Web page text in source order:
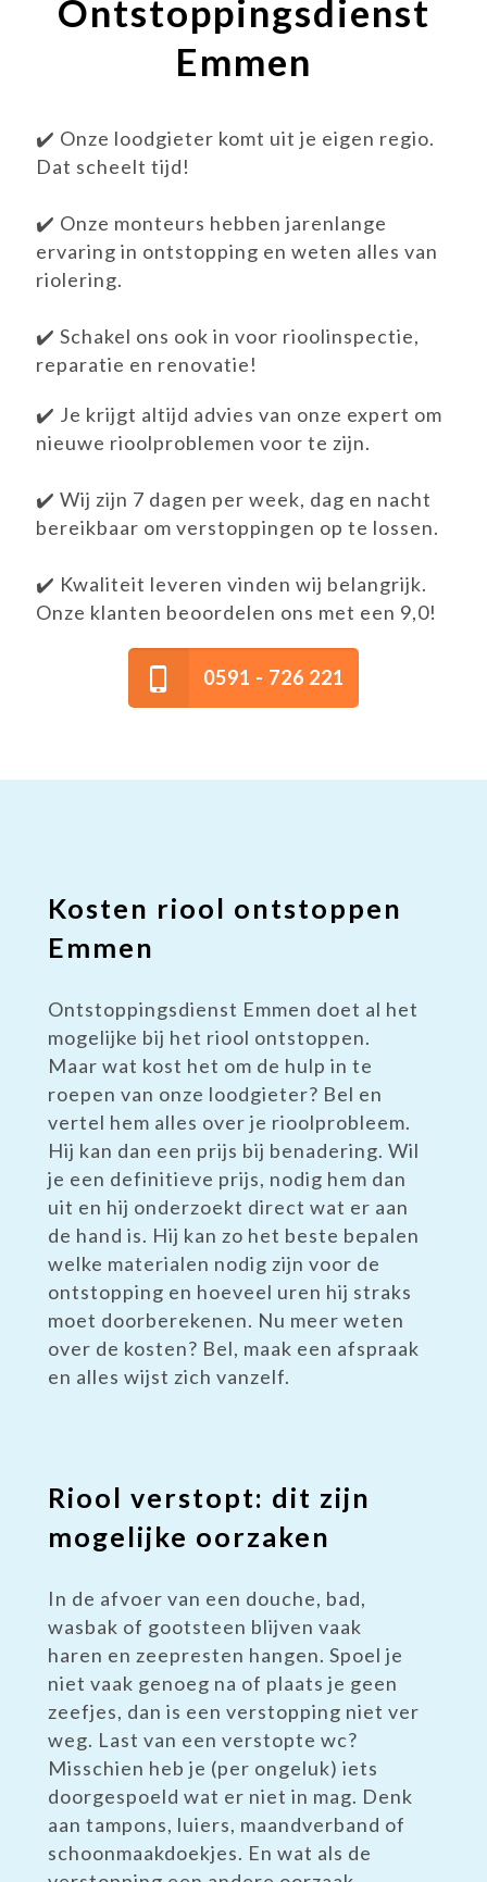
Ontstoppingsdienst
Emmen
✔️ Onze loodgieter komt uit je eigen regio.
Dat scheelt tijd!
✔️ Onze monteurs hebben jarenlange
ervaring in ontstopping en weten alles van
riolering.
✔️ Schakel ons ook in voor rioolinspectie,
reparatie en renovatie!
✔️ Je krijgt altijd advies van onze expert om
nieuwe rioolproblemen voor te zijn.
✔️ Wij zijn 7 dagen per week, dag en nacht
bereikbaar om verstoppingen op te lossen.
✔️ Kwaliteit leveren vinden wij belangrijk.
Onze klanten beoordelen ons met een 9,0!
0591 - 726 221
Kosten riool ontstoppen
Emmen
Ontstoppingsdienst Emmen doet al het
mogelijke bij het riool ontstoppen.
Maar wat kost het om de hulp in te
roepen van onze loodgieter? Bel en
vertel hem alles over je rioolprobleem.
Hij kan dan een prijs bij benadering. Wil
je een definitieve prijs, nodig hem dan
uit en hij onderzoekt direct wat er aan
de hand is. Hij kan zo het beste bepalen
welke materialen nodig zijn voor de
ontstopping en hoeveel uren hij straks
moet doorberekenen. Nu meer weten
over de kosten? Bel, maak een afspraak
en alles wijst zich vanzelf.
Riool verstopt: dit zijn
mogelijke oorzaken
In de afvoer van een douche, bad,
wasbak of gootsteen blijven vaak
haren en zeepresten hangen. Spoel je
niet vaak genoeg na of plaats je geen
zeefjes, dan is een verstopping niet ver
weg. Last van een verstopte wc?
Misschien heb je (per ongeluk) iets
doorgespoeld wat er niet in mag. Denk
aan tampons, luiers, maandverband of
schoonmaakdoekjes. En wat als de